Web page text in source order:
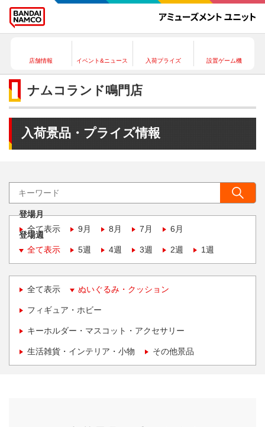
店舗情報 イベント&ニュース 入荷プライズ 設置ゲーム機
ナムコランド鳴門店
入荷景品・プライズ情報
登場月
全て表示
9月 8月 7月 6月
登場週
全て表示
5週 4週 3週 2週 1週
全て表示 ぬいぐるみ・クッション
フィギュア・ホビー
キーホルダー・マスコット・アクセサリー
生活雑貨・インテリア・小物 その他景品